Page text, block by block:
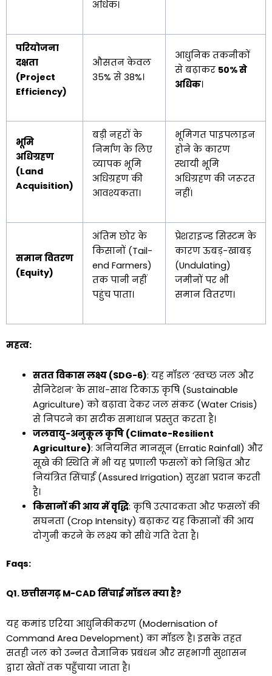
अधिक।
परियोजना
दक्षता
(Project
Efficiency)
औसतन केवल
35% से 38%।
आधुनिक तकनीकों
से बढ़ाकर 50% से
अधिक।
भूमि
अधिग्रहण
(Land
Acquisition)
बड़ी नहरों के
निर्माण के लिए
व्यापक भूमि
अधिग्रहण की
आवश्यकता।
भूमिगत पाइपलाइन
होने के कारण
स्थायी भूमि
अधिग्रहण की जरूरत
नहीं।
समान वितरण
(Equity)
अंतिम छोर के
किसानों (Tail-
end Farmers)
तक पानी नहीं
पहुंच पाता।
प्रेशराइज्ड सिस्टम के
कारण ऊबड़-खाबड़
(Undulating)
जमीनों पर भी
समान वितरण।
महत्व:
सतत विकास लक्ष्य (SDG-6): यह मॉडल ‘स्वच्छ जल और
सैनिटेशन’ के साथ-साथ टिकाऊ कृषि (Sustainable
Agriculture) को बढ़ावा देकर जल संकट (Water Crisis)
से निपटने का सटीक समाधान प्रस्तुत करता है।
जलवायु-अनुकूल कृषि (Climate-Resilient
Agriculture): अनियमित मानसून (Erratic Rainfall) और
सूखे की स्थिति में भी यह प्रणाली फसलों को निश्चित और
नियंत्रित सिंचाई (Assured Irrigation) सुरक्षा प्रदान करती
है।
किसानों की आय में वृद्धि: कृषि उत्पादकता और फसलों की
सघनता (Crop Intensity) बढ़ाकर यह किसानों की आय
दोगुनी करने के लक्ष्य को सीधे गति देता है।
Faqs:
Q1. छत्तीसगढ़ M-CAD सिंचाई मॉडल क्या है?
यह कमांड एरिया आधुनिकीकरण (Modernisation of
Command Area Development) का मॉडल है। इसके तहत
सतही जल को उन्नत वैज्ञानिक प्रबंधन और सहभागी सुशासन
द्वारा खेतों तक पहुँचाया जाता है।